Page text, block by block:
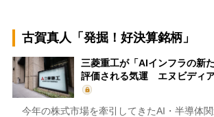
古賀真人「発掘！好決算銘柄」
三菱重工が「AIインフラの新
評価される気運 エヌビディ
今年の株式市場を牽引してきたAI・半導体